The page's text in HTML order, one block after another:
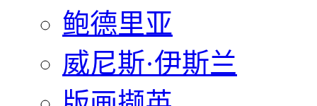
鲍德里亚
威尼斯·伊斯兰